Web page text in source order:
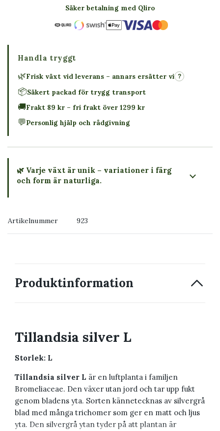
Säker betalning med Qliro
Handla tryggt
🌿Frisk växt vid leverans – annars ersätter vi ?
📦Säkert packad för trygg transport
🚚Frakt 89 kr – fri frakt över 1299 kr
💬Personlig hjälp och rådgivning
🌿 Varje växt är unik – variationer i färg
och form är naturliga.
Artikelnummer 923
Produktinformation
Tillandsia silver L
Storlek: L
Tillandsia silver L är en luftplanta i familjen
Bromeliaceae. Den växer utan jord och tar upp fukt
genom bladens yta. Sorten kännetecknas av silvergrå
blad med många trichomer som ger en matt och ljus
yta. Den silvergrå ytan tyder på att plantan är